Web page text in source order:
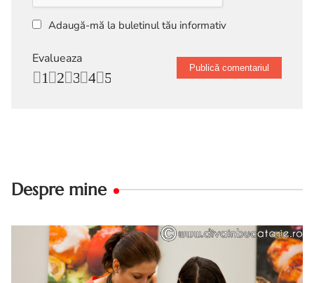
Adaugă-mă la buletinul tău informativ
Evalueaza
5
4
3
2
1
Despre mine